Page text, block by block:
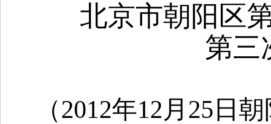
北京市朝阳区
第三
（2012年12 月 25 日 朝